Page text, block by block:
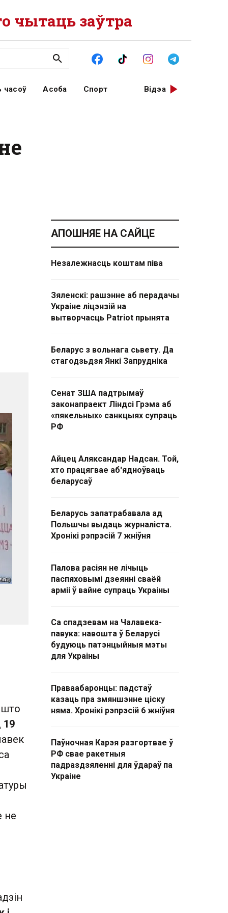
чытаць заўтра
часоў Асоба Спорт Відэа
што
19
не
АПОШНЯЕ НА САЙЦЕ
Незалежнасць коштам піва
Зяленскі: рашэнне аб перадачы
Украіне ліцэнзій на
вытворчасць Patriot прынята
Беларус з вольнага сьвету. Да
стагодзьдзя Янкі Запрудніка
Сенат ЗША падтрымаў
законапраект Ліндсі Грэма аб
«пякельных» санкцыях супраць
РФ
Айцец Аляксандар Надсан. Той,
хто працягвае аб'ядноўваць
беларусаў
Беларусь запатрабавала ад
Польшчы выдаць журналіста.
Хронікі рэпрэсій 7 жніўня
Палова расіян не лічыць
паспяховымі дзеянні сваёй
арміі ў вайне супраць Украіны
Са спадзевам на Чалавека-
павука: навошта ў Беларусі
будуюць патэнцыйныя мэты
для Украіны
Праваабаронцы: падстаў
казаць пра змяншэнне ціску
няма. Хронікі рэпрэсій 6 жніўня
Паўночная Карэя разгортвае ў
РФ свае ракетныя
падраздзяленні для ўдараў па
Украіне